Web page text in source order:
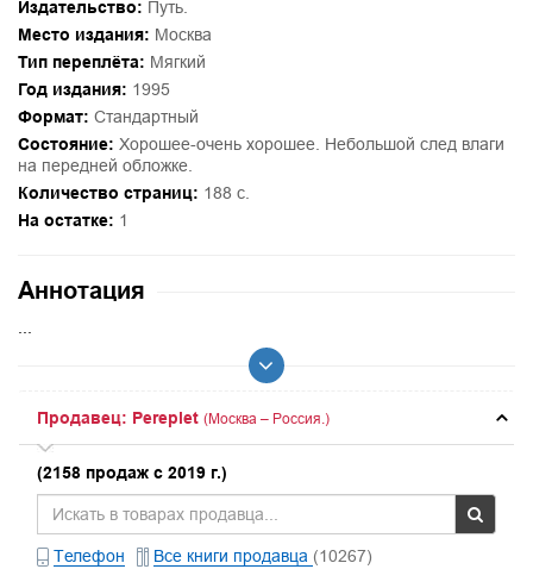
Издательство: Путь.
Место издания: Москва
Тип переплёта: Мягкий
Год издания: 1995
Формат: Стандартный
Состояние: Хорошее-очень хорошее. Небольшой след влаги
на передней обложке.
Количество страниц: 188 с.
На остатке: 1
Аннотация
Продавец: Pereplet (Москва – Россия.)
(2158 продаж с 2019 г.)
Телефон Все книги продавца (10267)